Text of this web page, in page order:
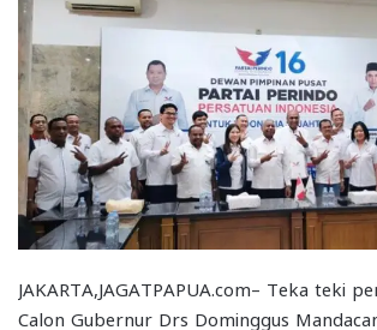
JAKARTA,JAGATPAPUA.com– Teka teki
Calon Gubernur Drs Dominggus